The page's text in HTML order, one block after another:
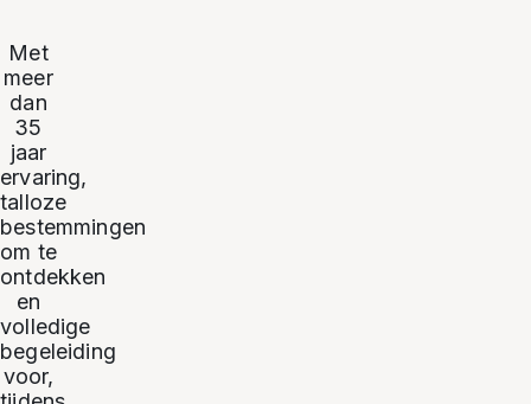
Met
meer
dan
35
jaar
ervaring,
talloze
bestemmingen
om te
ontdekken
en
volledige
begeleiding
voor,